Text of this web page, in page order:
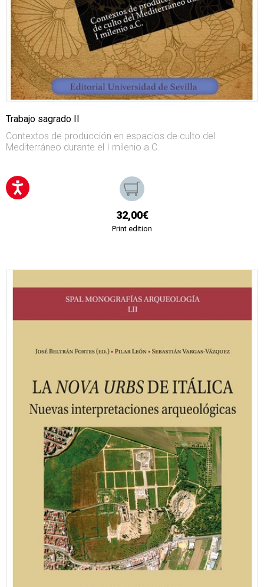
Trabajo sagrado II
Contextos de producción en espacios de culto del
Mediterráneo durante el I milenio a.C.
32,00€
Print edition